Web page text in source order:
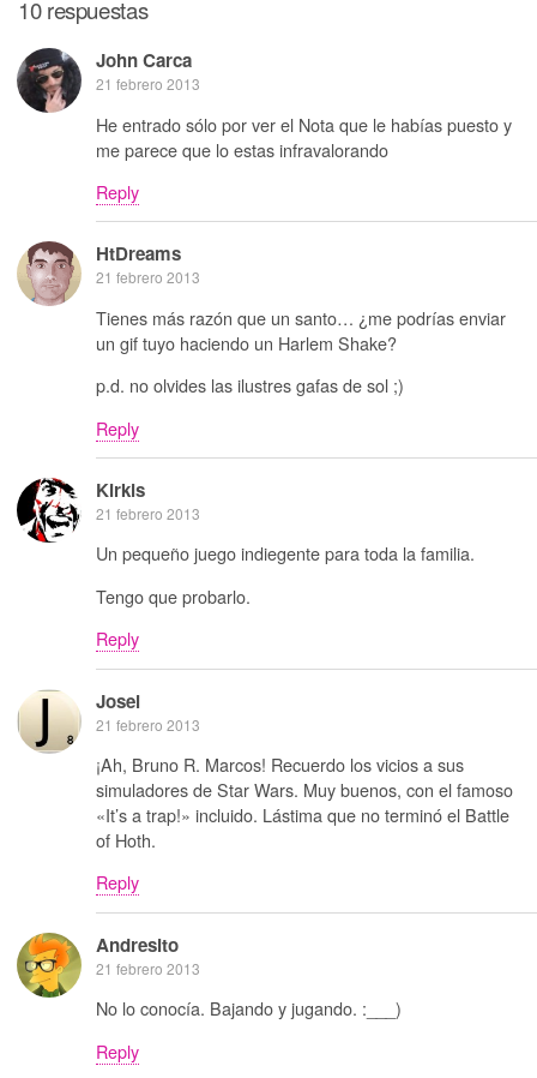
10 respuestas
John Carca
21 febrero 2013
He entrado sólo por ver el Nota que le habías puesto y
me parece que lo estas infravalorando
Reply
HtDreams
21 febrero 2013
Tienes más razón que un santo… ¿me podrías enviar
un gif tuyo haciendo un Harlem Shake?
p.d. no olvides las ilustres gafas de sol ;)
Reply
Kirkis
21 febrero 2013
Un pequeño juego indiegente para toda la familia.
Tengo que probarlo.
Reply
Josei
21 febrero 2013
¡Ah, Bruno R. Marcos! Recuerdo los vicios a sus
simuladores de Star Wars. Muy buenos, con el famoso
«It’s a trap!» incluido. Lástima que no terminó el Battle
of Hoth.
Reply
Andresito
21 febrero 2013
No lo conocía. Bajando y jugando. :___)
Reply